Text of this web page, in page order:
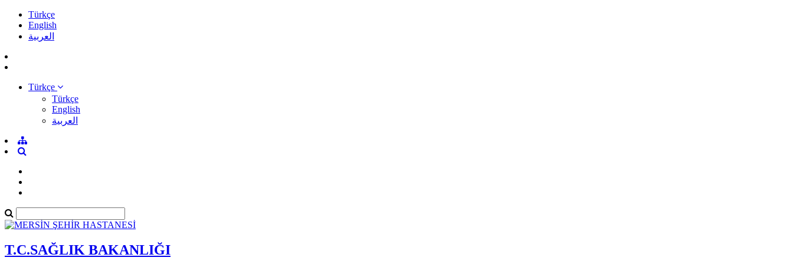
Türkçe
English
العربية
Türkçe
Türkçe
English
العربية
T.C.SAĞLIK BAKANLIĞI